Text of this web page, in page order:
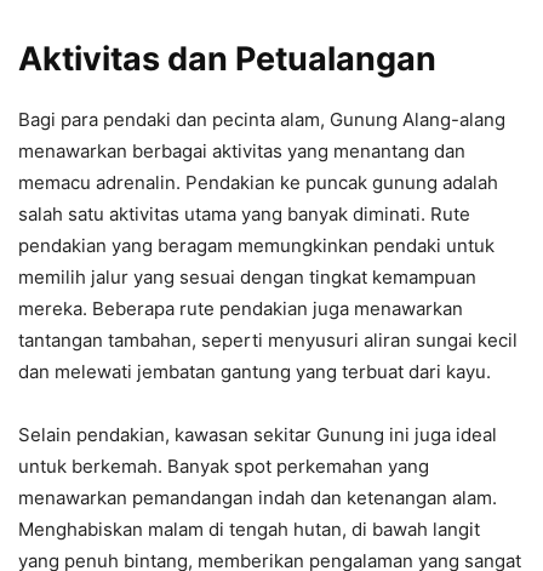
Aktivitas dan Petualangan
Bagi para pendaki dan pecinta alam, Gunung Alang-alang
menawarkan berbagai aktivitas yang menantang dan
memacu adrenalin. Pendakian ke puncak gunung adalah
salah satu aktivitas utama yang banyak diminati. Rute
pendakian yang beragam memungkinkan pendaki untuk
memilih jalur yang sesuai dengan tingkat kemampuan
mereka. Beberapa rute pendakian juga menawarkan
tantangan tambahan, seperti menyusuri aliran sungai kecil
dan melewati jembatan gantung yang terbuat dari kayu.
Selain pendakian, kawasan sekitar Gunung ini juga ideal
untuk berkemah. Banyak spot perkemahan yang
menawarkan pemandangan indah dan ketenangan alam.
Menghabiskan malam di tengah hutan, di bawah langit
yang penuh bintang, memberikan pengalaman yang sangat